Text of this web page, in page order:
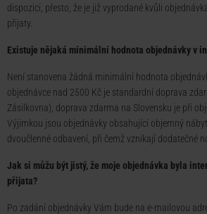
dispozici, přesto, že je již vyprodané kvůli
přijaty.
Existuje nějaká minimální hodnota objednávky v
Není stanovena žádná minimální hodnota
objednávce nad 2500 Kč je standardní doprava
Zásilkovna), doprava zdarma na Slovensku je při
Výjimkou jsou objednávky obsahující objemný
dvoučlenné odbavení, při čemž vznikají dodatečné
Jak si můžu být jistý, že moje objednávka byla
přijata?
Po zadání objednávky Vám bude na e-mailovou